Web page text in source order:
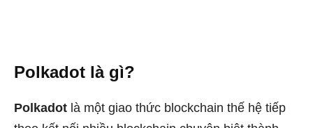
Polkadot là gì?
Polkadot là một giao thức blockchain thế hệ tiếp